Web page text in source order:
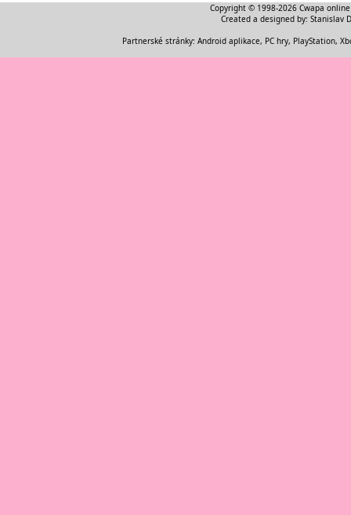
Copyright © 1998-2026 Cwapa
Created a designed by: Stanislav
Partnerské stránky: Android aplikace, PC hry, PlayStation,